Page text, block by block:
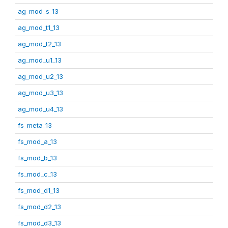
ag_mod_s_13
ag_mod_t1_13
ag_mod_t2_13
ag_mod_u1_13
ag_mod_u2_13
ag_mod_u3_13
ag_mod_u4_13
fs_meta_13
fs_mod_a_13
fs_mod_b_13
fs_mod_c_13
fs_mod_d1_13
fs_mod_d2_13
fs_mod_d3_13